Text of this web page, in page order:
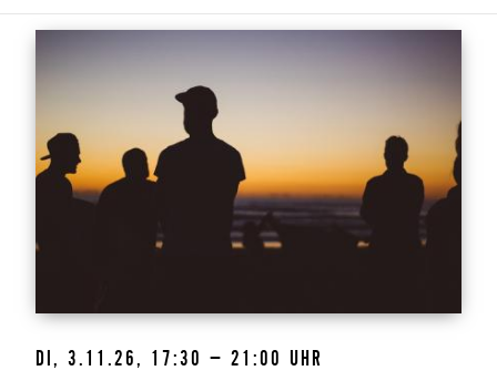
DI, 3.11.26, 17:30 – 21:00 UHR